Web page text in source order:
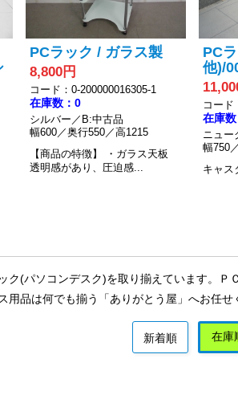
PCラック / ガラス製
8,800円
コード：0-200000016305-1
在庫数：0
シルバー／B:中古品
幅600／奥行550／高1215
【商品の特徴】
・ガラス天板
透明感があり、圧迫感...
PC
他)/
コード
在庫
ニュー
幅750
キャス
ク(パソコンデスク)を取り揃えています。
用品は何でも揃う「ありがとう屋」へお任せ
新着順